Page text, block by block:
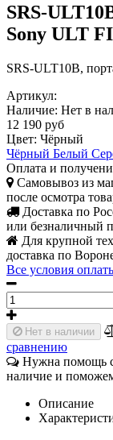
SRS-
Sony ULT
SRS-ULT10B,
Артикул:
Наличие: Нет в
12 190 руб
Цвет: Чёрный
Чёрный Белый
Оплата и
Самовывоз из
после осмотра
Доставка по
или безналичный
Для крупной
доставка по
Все условия
Нет в наличии
сравнению
Нужна помощь
наличие и
Описание